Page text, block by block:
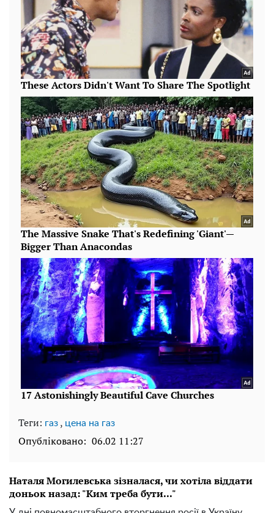
Теги: газ , цена на газ
Опубліковано: 06.02 11:27
Наталя Могилевська зізналася, чи хотіла віддати
доньок назад: "Ким треба бути..."